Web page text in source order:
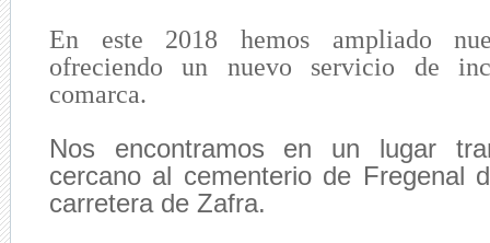
En este 2018 hemos ampliado
ofreciendo un nuevo servicio de
comarca.
Nos encontramos en un lugar
cercano al cementerio de Fregenal
carretera de Zafra.